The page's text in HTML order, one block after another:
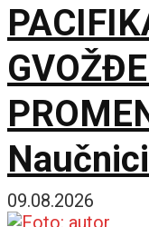
šta ga je
09.08.2026